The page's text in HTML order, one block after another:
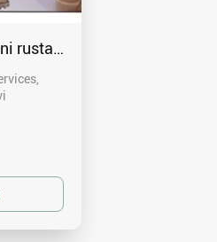
rustavshi - 591 00 46 80